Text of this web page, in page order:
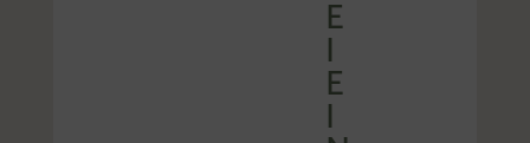
E
I
E
I